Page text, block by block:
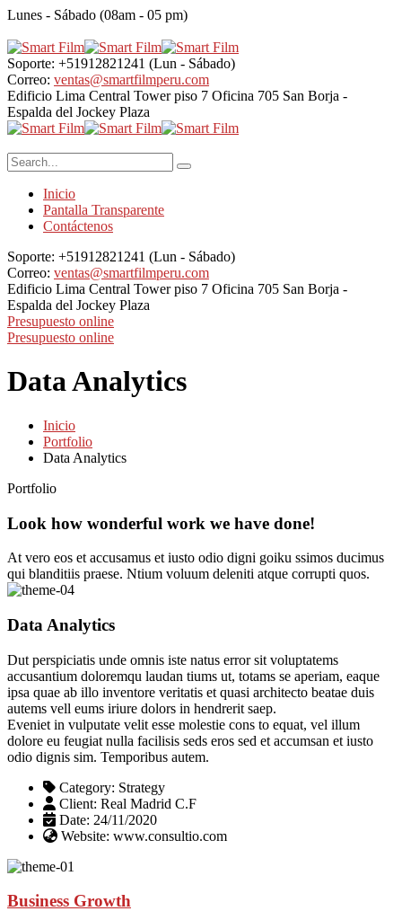
Lunes - Sábado (08am - 05 pm)
Soporte: +51912821241 (Lun - Sábado)
Correo: ventas@smartfilmperu.com
Edificio Lima Central Tower piso 7 Oficina 705 San Borja -
Espalda del Jockey Plaza
Inicio
Pantalla Transparente
Contáctenos
Soporte: +51912821241 (Lun - Sábado)
Correo: ventas@smartfilmperu.com
Edificio Lima Central Tower piso 7 Oficina 705 San Borja -
Espalda del Jockey Plaza
Presupuesto online
Presupuesto online
Data Analytics
Inicio
Portfolio
Data Analytics
Portfolio
Look how wonderful work we have done!
At vero eos et accusamus et iusto odio digni goiku ssimos ducimus
qui blanditiis praese. Ntium voluum deleniti atque corrupti quos.
Data Analytics
Dut perspiciatis unde omnis iste natus error sit voluptatems
accusantium doloremqu laudan tiums ut, totams se aperiam, eaque
ipsa quae ab illo inventore veritatis et quasi architecto beatae duis
autems vell eums iriure dolors in hendrerit saep.
Eveniet in vulputate velit esse molestie cons to equat, vel illum
dolore eu feugiat nulla facilisis seds eros sed et accumsan et iusto
odio dignis sim. Temporibus autem.
Category: Strategy
Client: Real Madrid C.F
Date: 24/11/2020
Website: www.consultio.com
Business Growth